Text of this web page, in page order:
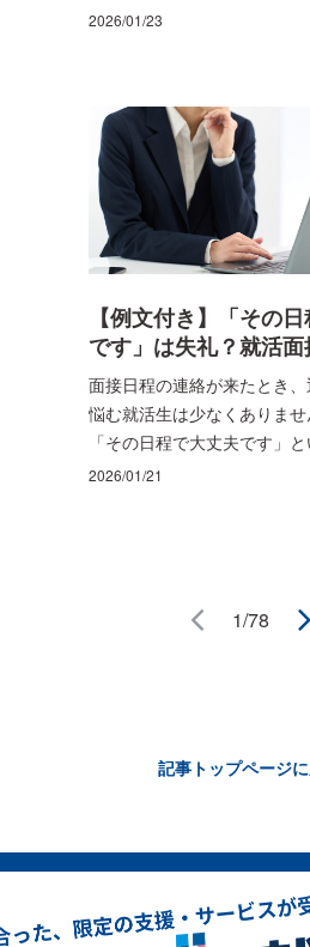
なことです。ただ、この不安
少なくありません。そのよう
順を整えれば修正できるので
では、内定が遠のきやすいポ
しつつ、書類・企業選び・
ち筋が見える形」に組み直す
めました。焦りを無理に消す
行動に落とせる小さな改善に
とで、自信は後からついて
える頃には、次に何を直し
直すかがクリアになるはずで
2026/01/23
【例文付き】「その
です」は失礼？就活
正しい敬語とマナー |
チ・キャンパス
面接日程の連絡が来たとき
悩む就活生は少なくありま
「その日程で大丈夫です」と
丁寧に言っているつもりでも
を避ける配慮など、社会人と
ートに伝える言い換え表現と
2026/01/21
1/78
記事トップページ